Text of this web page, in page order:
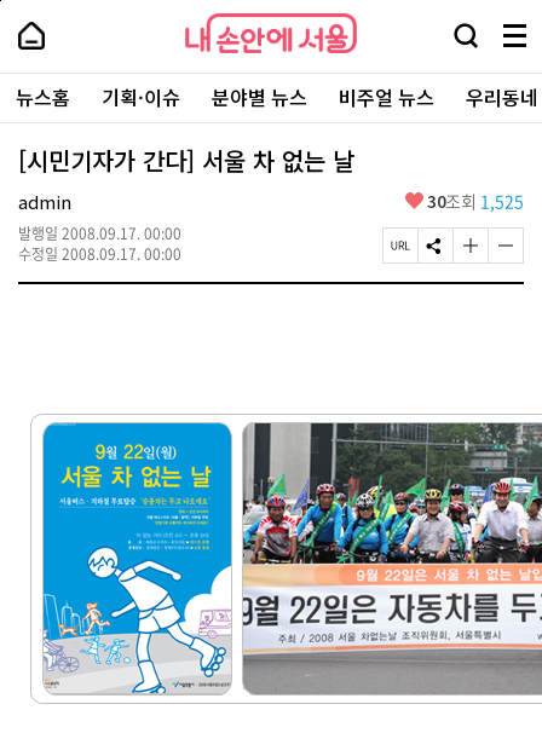
본
로
가
내
손
안
에
서
울
-
서
울
시
대
표
소
내
손
에
울
검
창
열
기
메
뉴
전
체
보
주
요
서
뉴스홈 기획·이슈 분야별 뉴스 비주얼 뉴스 우리동
[시민기자가 간다] 서울 차 없는 날
admin
발행일 2008.09.17. 00:00
수정일 2008.09.17. 00:00
좋
요
30조회 1,525
페
이
S
N
글
자
하
기
글
자
하
기
페
상
단
로